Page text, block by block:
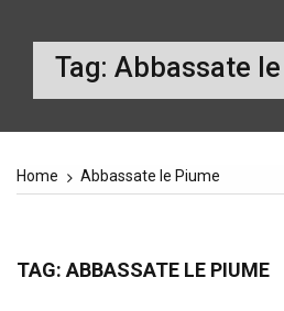
Tag: Abbassate
Home Abbassate le Piume
TAG: ABBASSATE LE PIUME